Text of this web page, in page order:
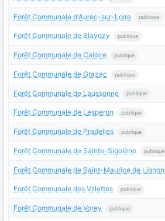
Forêt Communale d'Aurec-sur-Loire publique
Forêt Communale de Blavozy publique
Forêt Communale de Caloire publique
Forêt Communale de Grazac publique
Forêt Communale de Laussonne publique
Forêt Communale de Lesperon publique
Forêt Communale de Pradelles publique
Forêt Communale de Sainte-Sigolène publique
Forêt Communale de Saint-Maurice de Lignon
Forêt Communale des Villettes publique
Forêt Communale de Vorey publique